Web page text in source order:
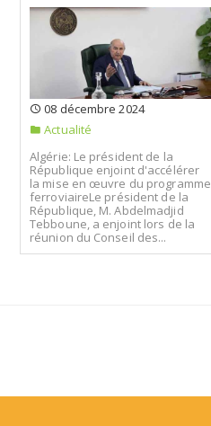
08 décembre 2024
Actualité
Algérie: Le président de la
République enjoint d'accélérer
la mise en œuvre du programme
ferroviaireLe président de la
République, M. Abdelmadjid
Tebboune, a enjoint lors de la
réunion du Conseil des...